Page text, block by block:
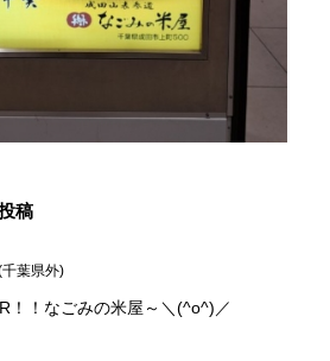
稿
千葉県外)
！！なごみの米屋～＼(^o^)／